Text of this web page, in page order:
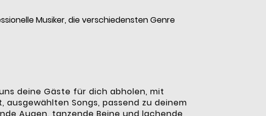
Musiker, die verschiedensten Genre
deine Gäste für dich abholen, mit
ausgewählten Songs, passend zu deinem
Augen, tanzende Beine und lachende